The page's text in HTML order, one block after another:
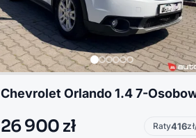
26 900 zł Raty416